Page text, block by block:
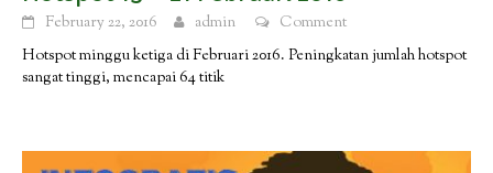
February 22, 2016 admin
Comment
Hotspot minggu ketiga di Februari 2016. Peningkatan jumlah hotspot
sangat tinggi, mencapai 64 titik